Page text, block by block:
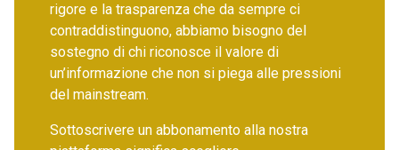
rigore e la trasparenza che da sempre ci
contraddistinguono, abbiamo bisogno del
sostegno di chi riconosce il valore di
un’informazione che non si piega alle pressioni
del mainstream.
Sottoscrivere un abbonamento alla nostra